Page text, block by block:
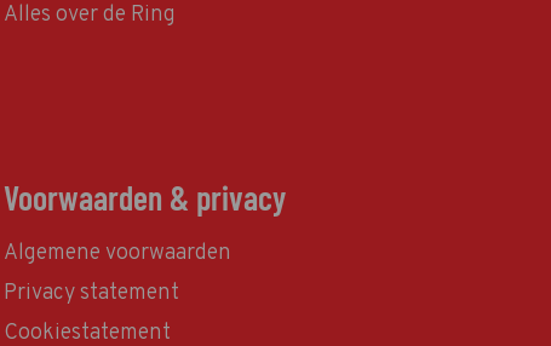
Alles over de Ring
Voorwaarden & privacy
Algemene voorwaarden
Privacy statement
Cookiestatement